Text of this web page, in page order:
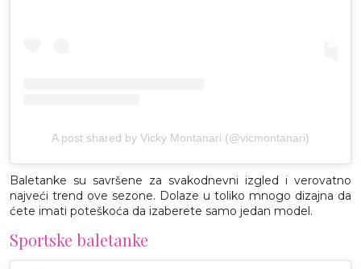
A post shared by Vicky Montanari (@vicmontanari)
Baletanke su savršene za svakodnevni izgled i verovatno
najveći trend ove sezone. Dolaze u toliko mnogo dizajna da
ćete imati poteškoća da izaberete samo jedan model.
Sportske baletanke